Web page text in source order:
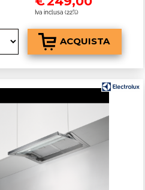
Iva inclusa (22%)